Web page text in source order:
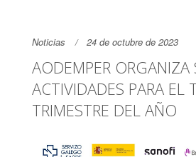
Noticias 24 de octubre de 2023
AODEMPER ORGANIZA
ACTIVIDADES PARA EL
TRIMESTRE DEL AÑO